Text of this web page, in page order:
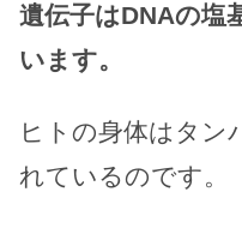
遺伝子はDNAの塩
います。
ヒトの身体はタン
れているのです。